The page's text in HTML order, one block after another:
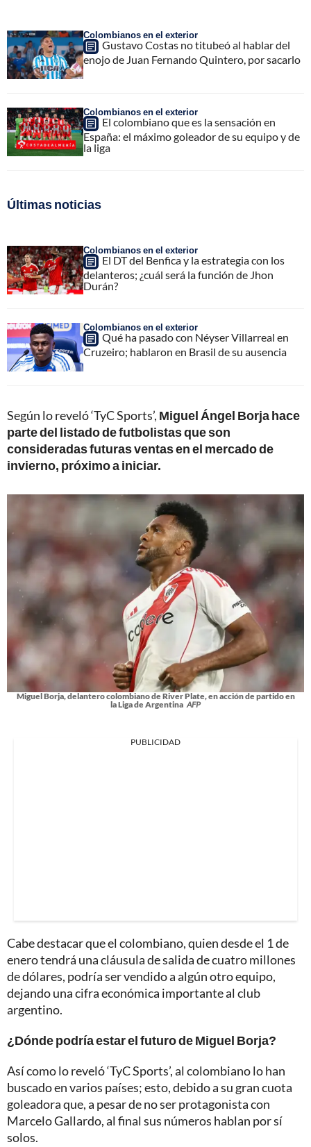
Colombianos en el exterior
Gustavo Costas no titubeó al hablar del
enojo de Juan Fernando Quintero, por sacarlo
Colombianos en el exterior
El colombiano que es la sensación en
España: el máximo goleador de su equipo y de
la liga
Últimas noticias
Colombianos en el exterior
El DT del Benfica y la estrategia con los
delanteros; ¿cuál será la función de Jhon
Durán?
Colombianos en el exterior
Qué ha pasado con Néyser Villarreal en
Cruzeiro; hablaron en Brasil de su ausencia
Según lo reveló ‘TyC Sports’, Miguel Ángel Borja hace
parte del listado de futbolistas que son
consideradas futuras ventas en el mercado de
invierno, próximo a iniciar.
Miguel Borja, delantero colombiano de River Plate, en acción de partido en
la Liga de Argentina AFP
PUBLICIDAD
Cabe destacar que el colombiano, quien desde el 1 de
enero tendrá una cláusula de salida de cuatro millones
de dólares, podría ser vendido a algún otro equipo,
dejando una cifra económica importante al club
argentino.
¿Dónde podría estar el futuro de Miguel Borja?
Así como lo reveló ‘TyC Sports’, al colombiano lo han
buscado en varios países; esto, debido a su gran cuota
goleadora que, a pesar de no ser protagonista con
Marcelo Gallardo, al final sus números hablan por sí
solos.